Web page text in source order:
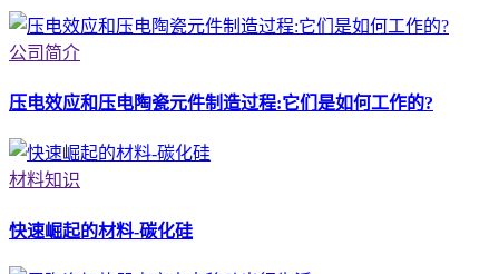
公司简介
压电效应和压电陶瓷元件制造过程:它们是如何工作的?
材料知识
快速崛起的材料-碳化硅